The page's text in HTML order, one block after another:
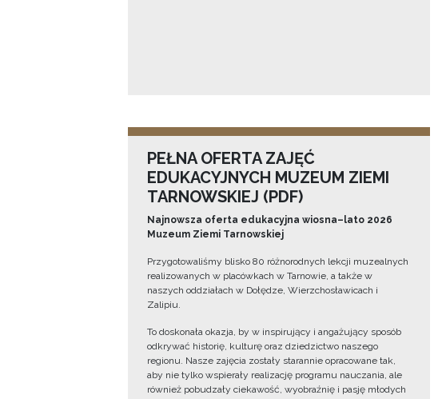
PEŁNA OFERTA ZAJĘĆ
EDUKACYJNYCH MUZEUM ZIEMI
TARNOWSKIEJ (PDF)
Najnowsza oferta edukacyjna wiosna–lato 2026
Muzeum Ziemi Tarnowskiej
Przygotowaliśmy blisko 80 różnorodnych lekcji muzealnych
realizowanych w placówkach w Tarnowie, a także w
naszych oddziałach w Dołędze, Wierzchosławicach i
Zalipiu.
To doskonała okazja, by w inspirujący i angażujący sposób
odkrywać historię, kulturę oraz dziedzictwo naszego
regionu. Nasze zajęcia zostały starannie opracowane tak,
aby nie tylko wspierały realizację programu nauczania, ale
również pobudzały ciekawość, wyobraźnię i pasję młodych